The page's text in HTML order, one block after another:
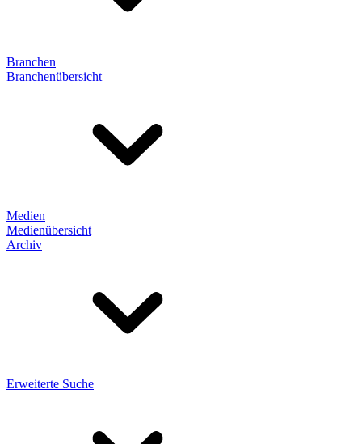
Branchen
Branchenübersicht
Medien
Medienübersicht
Archiv
Erweiterte Suche